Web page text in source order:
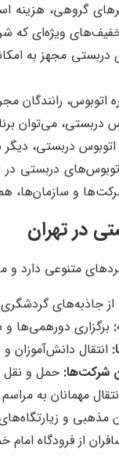
گروهی، هزینه
ویژه‌ای که
دربستی مجهز به
اتوبوس، رانندگان
دربستی، می‌توان
اتوبوس دربستی،
دربستی در
و سازمان‌ها،
در تهران
متنوعی دارد و
از جاذبه‌های
برگزاری دورهمی‌ها
انتقال دانش‌آموزان
شرکت‌ها: حمل و نقل
مهمانان به
مذهبی و
از فرودگاه